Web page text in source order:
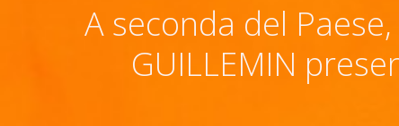
A seconda del
GUILLEMIN